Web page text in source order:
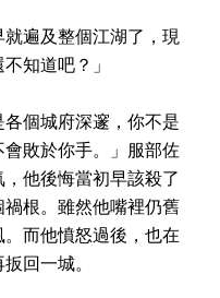
就遍及整個江湖了，現
知道吧？」
各個城府深邃，你不是
敗於你手。」服部佐
他後悔當初早該殺了
根。雖然他嘴裡仍舊
而他憤怒過後，也在
回一城。